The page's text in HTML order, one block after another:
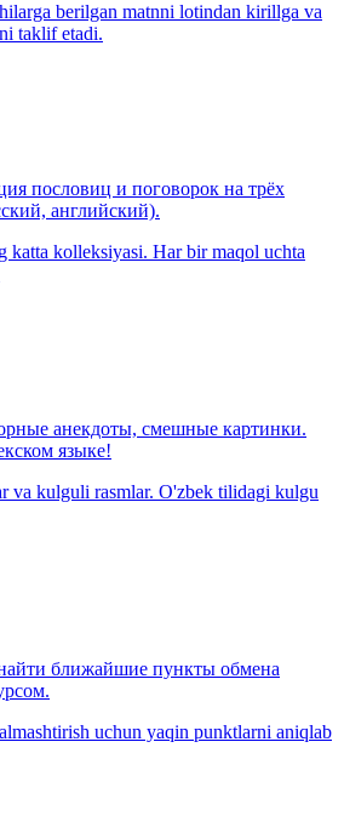
berilgan matnni lotindan kirillga va
taklif etadi.
пословиц и поговорок на трёх
английский).
katta kolleksiyasi. Har bir maqol uchta
анекдоты, смешные картинки.
языке!
va kulguli rasmlar. O'zbek tilidagi kulgu
ближайшие пункты обмена
uchun yaqin punktlarni aniqlab